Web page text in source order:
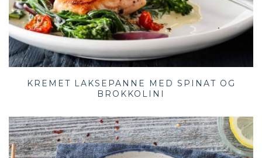
KREMET LAKSEPANNE MED SPINAT OG
BROKKOLINI